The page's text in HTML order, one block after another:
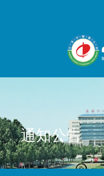
通知公告